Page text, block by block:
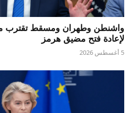
واشنطن وطهران ومسقط تقترب
لإعادة فتح مضيق هرمز
5 أغسطس 2026